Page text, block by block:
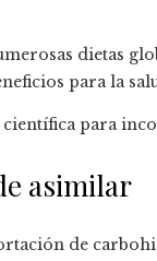
dietas
para la
científica para
asimilar
de